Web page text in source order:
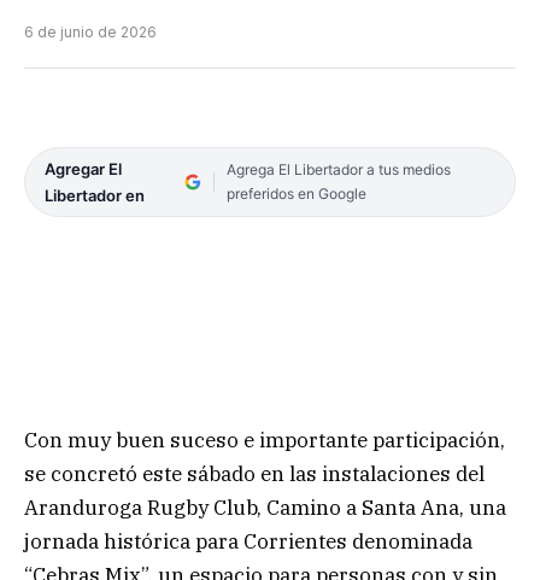
6 de junio de 2026
Agregar El
Libertador en
Agrega El Libertador a tus medios
preferidos en Google
Con muy buen suceso e importante participación,
se concretó este sábado en las instalaciones del
Aranduroga Rugby Club, Camino a Santa Ana, una
jornada histórica para Corrientes denominada